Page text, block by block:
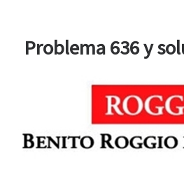
Problema 636 y